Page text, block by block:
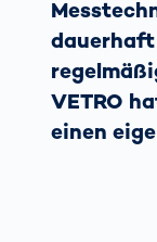
VETRO
einen